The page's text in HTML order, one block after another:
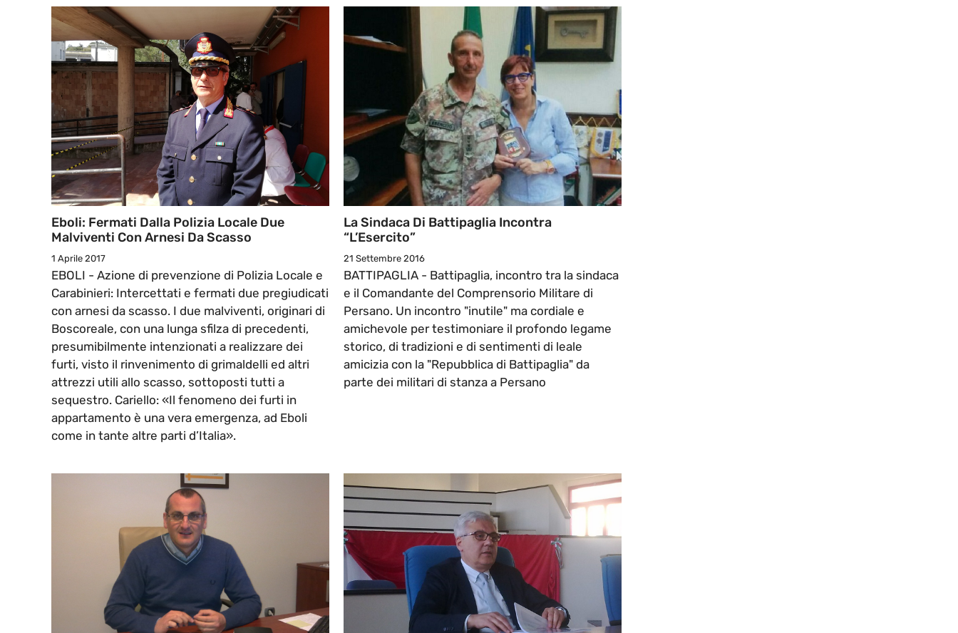
Eboli: Fermati Dalla Polizia Locale Due
Malviventi Con Arnesi Da Scasso
1 Aprile 2017
EBOLI - Azione di prevenzione di Polizia Locale e
Carabinieri: Intercettati e fermati due pregiudicati
con arnesi da scasso. I due malviventi, originari di
Boscoreale, con una lunga sfilza di precedenti,
presumibilmente intenzionati a realizzare dei
furti, visto il rinvenimento di grimaldelli ed altri
attrezzi utili allo scasso, sottoposti tutti a
sequestro. Cariello: «Il fenomeno dei furti in
appartamento è una vera emergenza, ad Eboli
come in tante altre parti d’Italia».
La Sindaca Di Battipaglia Incontra
“l’Esercito”
21 Settembre 2016
BATTIPAGLIA - Battipaglia, incontro tra la sindaca
e il Comandante del Comprensorio Militare di
Persano. Un incontro "inutile" ma cordiale e
amichevole per testimoniare il profondo legame
storico, di tradizioni e di sentimenti di leale
amicizia con la "Repubblica di Battipaglia" da
parte dei militari di stanza a Persano